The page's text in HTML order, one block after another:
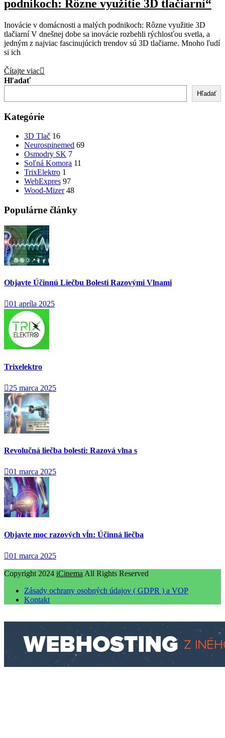
podnikoch: Rôzne využitie 3D tlačiarní“
Inovácie v domácnosti a malých podnikoch: Rôzne využitie 3D
tlačiarní V dnešnej dobe sa inovácie rozbehli rýchlosťou svetla, a
jedným z najviac fascinujúcich trendov sú 3D tlačiarne. Mnoho ľudí
si ich
Čítajte viac
Hľadať
Hľadať
Kategórie
3D Tlač 16
Neurospinemed 69
Osmodry SK 7
Soľná Komora 11
TrixElektro 1
WebExpres 97
Wood-Mizer 48
Populárne články
Objavte Účinnú Liečbu Bolesti Razovými Vlnami
01 apríla 2025
Trixelektro
25 marca 2025
Revolučná liečba bolesti: Razová vlna s
01 marca 2025
Objavte moc razových vĺn: Účinná liečba
01 marca 2025
Copyright 2024 iCinema All Rights Reserved
Zásady ochrany osobných údajov ( GDPR ) a VOP
Kontakt